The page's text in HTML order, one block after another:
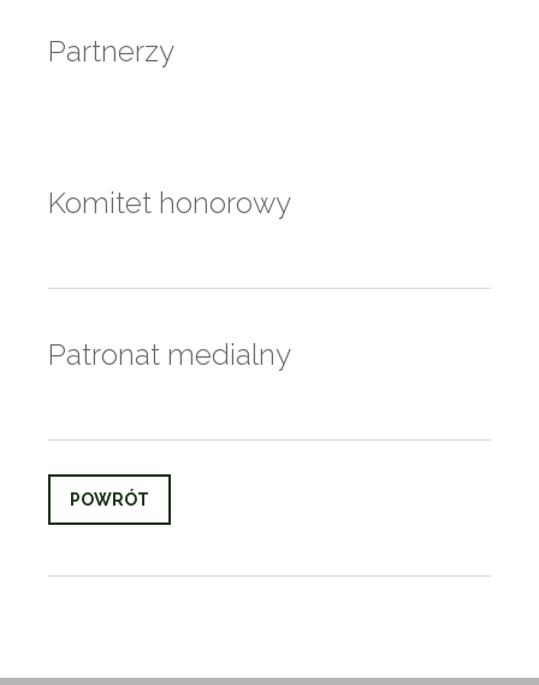
Partnerzy
Komitet honorowy
Patronat medialny
POWRÓT